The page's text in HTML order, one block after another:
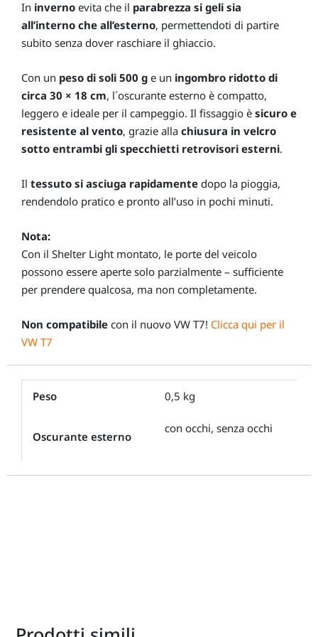
In inverno evita che il parabrezza si geli sia
all’interno che all’esterno, permettendoti di partire
subito senza dover raschiare il ghiaccio.
Con un peso di soli 500 g e un ingombro ridotto di
circa 30 × 18 cm, l´oscurante esterno è compatto,
leggero e ideale per il campeggio. Il fissaggio è sicuro e
resistente al vento, grazie alla chiusura in velcro
sotto entrambi gli specchietti retrovisori esterni.
Il tessuto si asciuga rapidamente dopo la pioggia,
rendendolo pratico e pronto all’uso in pochi minuti.
Nota:
Con il Shelter Light montato, le porte del veicolo
possono essere aperte solo parzialmente – sufficiente
per prendere qualcosa, ma non completamente.
Non compatibile con il nuovo VW T7! Clicca qui per il
VW T7
Peso 0,5 kg
Oscurante esterno
con occhi, senza occhi